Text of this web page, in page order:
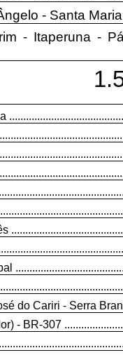
- Santa
- Itaperuna -
do Cariri - Serra
- BR-307